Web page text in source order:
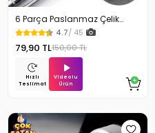
6 Parça Paslanmaz Çelik
Kulak Temizleme Seti
4.7/ 45
79,90 TL150,00 TL
Hızlı
Teslimat
Videolu
Ürün